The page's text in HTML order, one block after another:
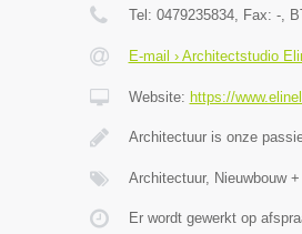
Tel: 0479235834, Fax: -,
E-mail › Architectstudio
Website: https://
Architectuur is onze
Architectuur, Nieuwbouw
Er wordt gewerkt op